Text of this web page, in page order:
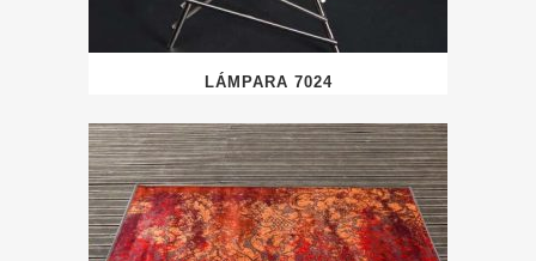
LÁMPARA 7024